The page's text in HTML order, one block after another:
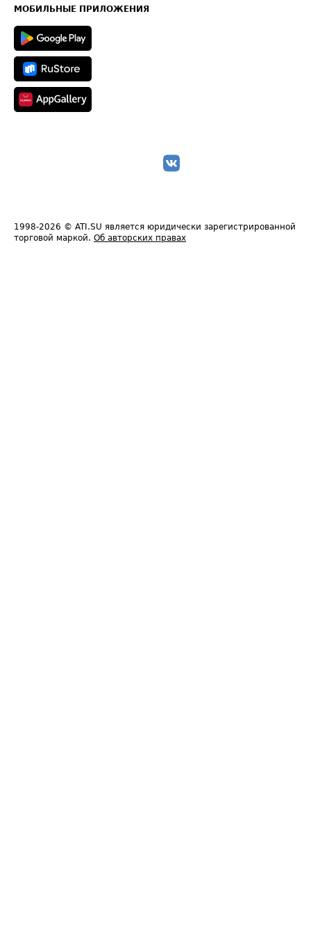
Техническая информация
МОБИЛЬНЫЕ ПРИЛОЖЕНИЯ
1998-2026 © ATI.SU является юридически зарегистрированной
торговой маркой. Об авторских правах